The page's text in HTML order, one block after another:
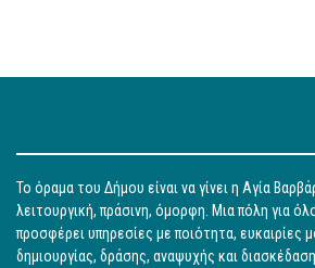
Το όραμα του Δήμου είναι να γίνει η Αγία
λειτουργική, πράσινη, όμορφη. Μια πόλη για
προσφέρει υπηρεσίες με ποιότητα,
δημιουργίας, δράσης, αναψυχής και